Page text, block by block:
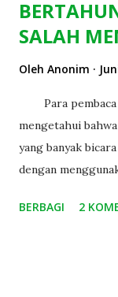
SALAH
Oleh Anonim
Para pembaca
mengetahui
yang banyak
dengan
"Tong kosong
BERBAGI 2